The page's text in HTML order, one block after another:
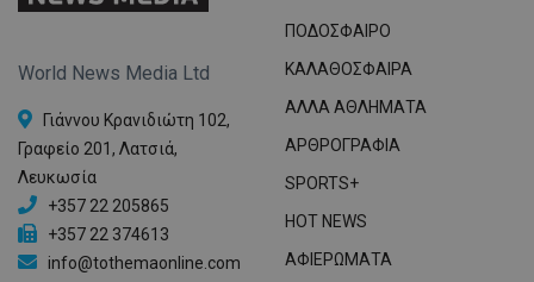
World News Media Ltd
Γιάννου Κρανιδιώτη 102,
Γραφείο 201, Λατσιά,
Λευκωσία
+357 22 205865
+357 22 374613
info@tothemaonline.com
ΠΟΔΟΣΦΑΙΡΟ
ΚΑΛΑΘΟΣΦΑΙΡΑ
ΑΛΛΑ ΑΘΛΗΜΑΤΑ
ΑΡΘΡΟΓΡΑΦΙΑ
SPORTS+
HOT NEWS
ΑΦΙΕΡΩΜΑΤΑ